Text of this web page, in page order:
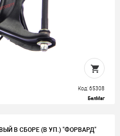
Код: 65308
БелМаг
В СБОРЕ (В УП.) "ФОРВАРД"